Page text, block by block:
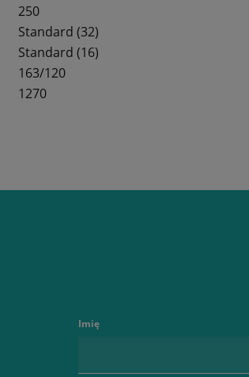
250
Standard (32)
Standard (16)
163/120
1270
Imię